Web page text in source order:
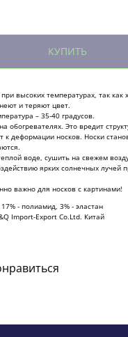
КУПИТЬ
высоких температурах, так как
и теряют цвет.
– 35-40 градусов.
обогревателях. Это вредит
к деформации носков. Носки
воде, сушить на свежем
ярких солнечных лучей
важно для носков с картинами!
- полиамид, 3% - эластан
Import-Export Co.Ltd. Китай